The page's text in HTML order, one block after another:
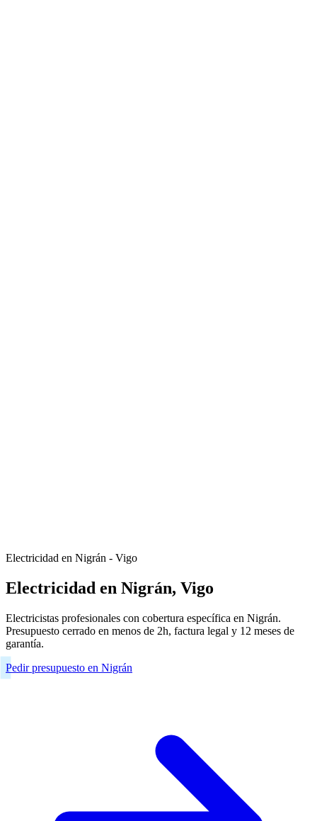
Electricidad en Nigrán - Vigo
Electricidad en Nigrán, Vigo
Electricistas profesionales con cobertura específica en Nigrán.
Presupuesto cerrado en menos de 2h, factura legal y 12 meses de
garantía.
Pedir presupuesto en Nigrán